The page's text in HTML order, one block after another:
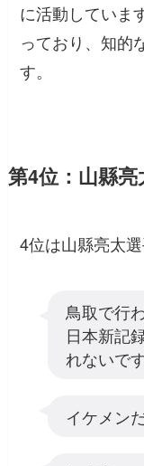
に活動していま
っており、知的
す。
第4位：山縣亮
4位は山縣亮太
鳥取で行
日本新記
れないで
イケメン